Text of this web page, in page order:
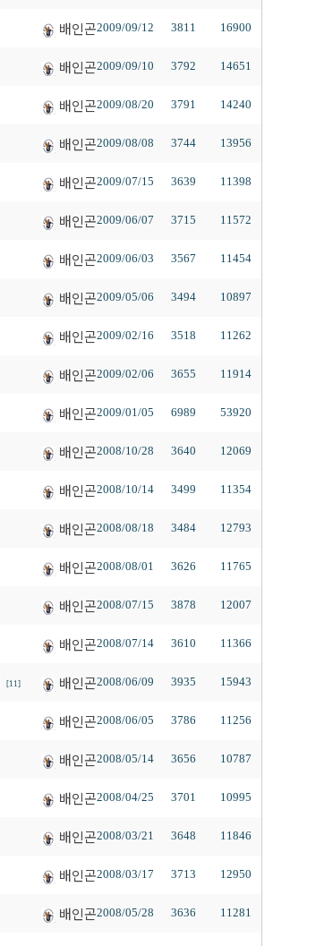
배인곤2009/09/12 3811 16900
배인곤2009/09/10 3792 14651
배인곤2009/08/20 3791 14240
배인곤2009/08/08 3744 13956
배인곤2009/07/15 3639 11398
배인곤2009/06/07 3715 11572
배인곤2009/06/03 3567 11454
배인곤2009/05/06 3494 10897
배인곤2009/02/16 3518 11262
배인곤2009/02/06 3655 11914
배인곤2009/01/05 6989 53920
배인곤2008/10/28 3640 12069
배인곤2008/10/14 3499 11354
배인곤2008/08/18 3484 12793
배인곤2008/08/01 3626 11765
배인곤2008/07/15 3878 12007
배인곤2008/07/14 3610 11366
[11] 배인곤2008/06/09 3935 15943
배인곤2008/06/05 3786 11256
배인곤2008/05/14 3656 10787
배인곤2008/04/25 3701 10995
배인곤2008/03/21 3648 11846
배인곤2008/03/17 3713 12950
배인곤2008/05/28 3636 11281